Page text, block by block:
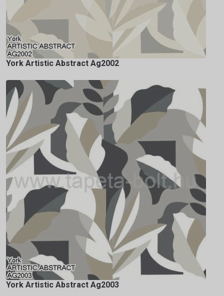
York Artistic Abstract Ag2002
York Artistic Abstract Ag2003